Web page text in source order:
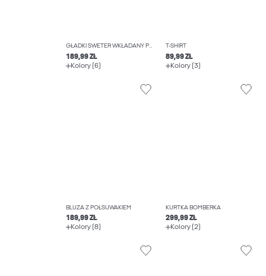
GŁADKI SWETER WKŁADANY PRZEZ GŁOWĘ
189,99 ZŁ
Kolory (6)
T-SHIRT
89,99 ZŁ
Kolory (3)
BLUZA Z PÓŁSUWAKIEM
189,99 ZŁ
Kolory (8)
KURTKA BOMBERKA
299,99 ZŁ
Kolory (2)